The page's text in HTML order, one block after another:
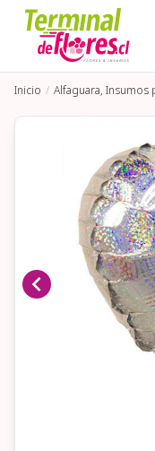
Inicio Alfaguara, Insumos